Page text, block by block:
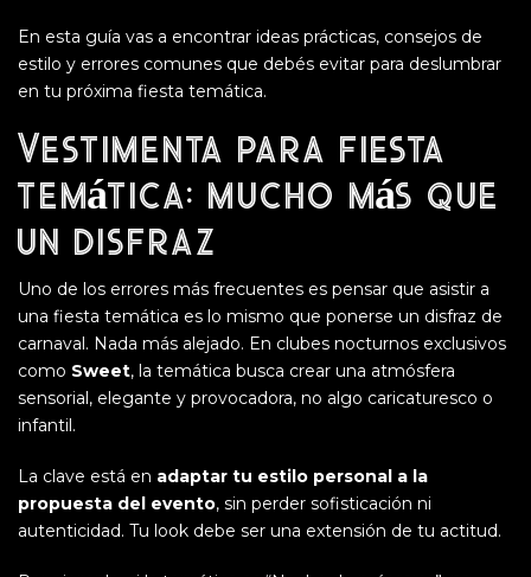
En esta guía vas a encontrar ideas prácticas, consejos de
estilo y errores comunes que debés evitar para deslumbrar
en tu próxima fiesta temática.
Vestimenta para fiesta
temática: mucho más que
un disfraz
Uno de los errores más frecuentes es pensar que asistir a
una fiesta temática es lo mismo que ponerse un disfraz de
carnaval. Nada más alejado. En clubes nocturnos exclusivos
como Sweet, la temática busca crear una atmósfera
sensorial, elegante y provocadora, no algo caricaturesco o
infantil.
La clave está en adaptar tu estilo personal a la
propuesta del evento, sin perder sofisticación ni
autenticidad. Tu look debe ser una extensión de tu actitud.